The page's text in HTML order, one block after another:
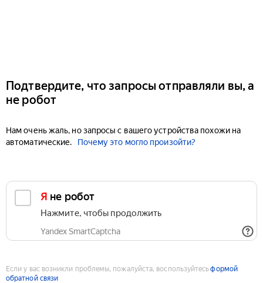
Подтвердите, что запросы отправляли вы, а
не робот
Нам очень жаль, но запросы с вашего устройства похожи на
автоматические.
Почему это могло произойти?
Я не робот
Нажмите, чтобы продолжить
Yandex SmartCaptcha
Если у вас возникли проблемы, пожалуйста, воспользуйтесьформой
обратной связи